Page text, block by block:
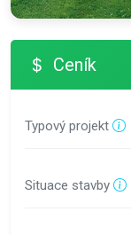
Ceník
Typový projekt
Situace stavby